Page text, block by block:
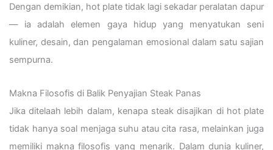
Dengan demikian, hot plate tidak lagi sekadar peralatan dapur
— ia adalah elemen gaya hidup yang menyatukan seni
kuliner, desain, dan pengalaman emosional dalam satu sajian
sempurna.
Makna Filosofis di Balik Penyajian Steak Panas
Jika ditelaah lebih dalam, kenapa steak disajikan di hot plate
tidak hanya soal menjaga suhu atau cita rasa, melainkan juga
memiliki makna filosofis yang menarik. Dalam dunia kuliner,